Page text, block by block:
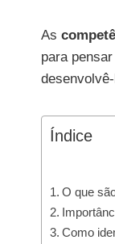
As
para
Índice
O que
Como